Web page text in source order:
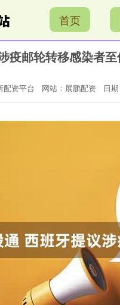
首页
疫邮轮转移感染者至
配资平台 网站：展鹏配资 日